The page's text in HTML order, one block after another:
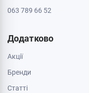
063 789 66 52
Додатково
Акції
Бренди
Cтатті